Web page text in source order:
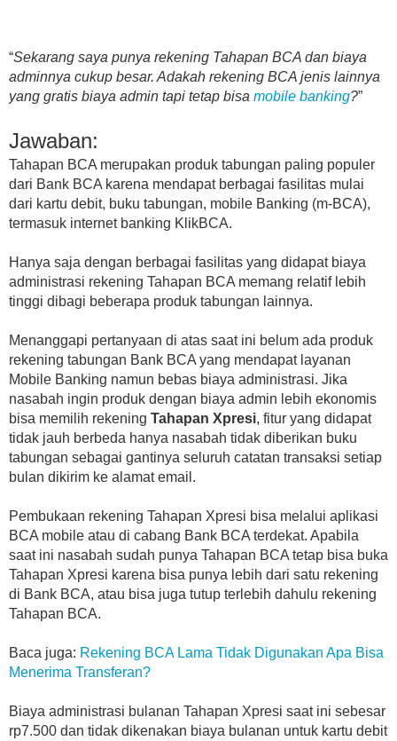
“Sekarang saya punya rekening Tahapan BCA dan biaya
adminnya cukup besar. Adakah rekening BCA jenis lainnya
yang gratis biaya admin tapi tetap bisa mobile banking?”
Jawaban:
Tahapan BCA merupakan produk tabungan paling populer
dari Bank BCA karena mendapat berbagai fasilitas mulai
dari kartu debit, buku tabungan, mobile Banking (m-BCA),
termasuk internet banking KlikBCA.
Hanya saja dengan berbagai fasilitas yang didapat biaya
administrasi rekening Tahapan BCA memang relatif lebih
tinggi dibagi beberapa produk tabungan lainnya.
Menanggapi pertanyaan di atas saat ini belum ada produk
rekening tabungan Bank BCA yang mendapat layanan
Mobile Banking namun bebas biaya administrasi. Jika
nasabah ingin produk dengan biaya admin lebih ekonomis
bisa memilih rekening Tahapan Xpresi, fitur yang didapat
tidak jauh berbeda hanya nasabah tidak diberikan buku
tabungan sebagai gantinya seluruh catatan transaksi setiap
bulan dikirim ke alamat email.
Pembukaan rekening Tahapan Xpresi bisa melalui aplikasi
BCA mobile atau di cabang Bank BCA terdekat. Apabila
saat ini nasabah sudah punya Tahapan BCA tetap bisa buka
Tahapan Xpresi karena bisa punya lebih dari satu rekening
di Bank BCA, atau bisa juga tutup terlebih dahulu rekening
Tahapan BCA.
Baca juga: Rekening BCA Lama Tidak Digunakan Apa Bisa
Menerima Transferan?
Biaya administrasi bulanan Tahapan Xpresi saat ini sebesar
rp7.500 dan tidak dikenakan biaya bulanan untuk kartu debit